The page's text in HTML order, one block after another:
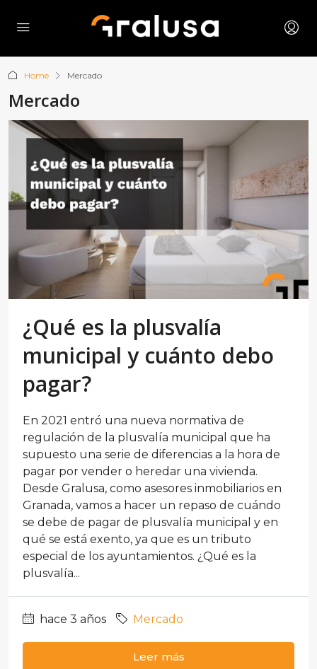
Home Mercado
Mercado
¿Qué es la plusvalía
municipal y cuánto debo
pagar?
En 2021 entró una nueva normativa de
regulación de la plusvalía municipal que ha
supuesto una serie de diferencias a la hora de
pagar por vender o heredar una vivienda.
Desde Gralusa, como asesores inmobiliarios en
Granada, vamos a hacer un repaso de cuándo
se debe de pagar de plusvalía municipal y en
qué se está exento, ya que es un tributo
especial de los ayuntamientos. ¿Qué es la
plusvalía...
hace 3 años Mercado
Leer más